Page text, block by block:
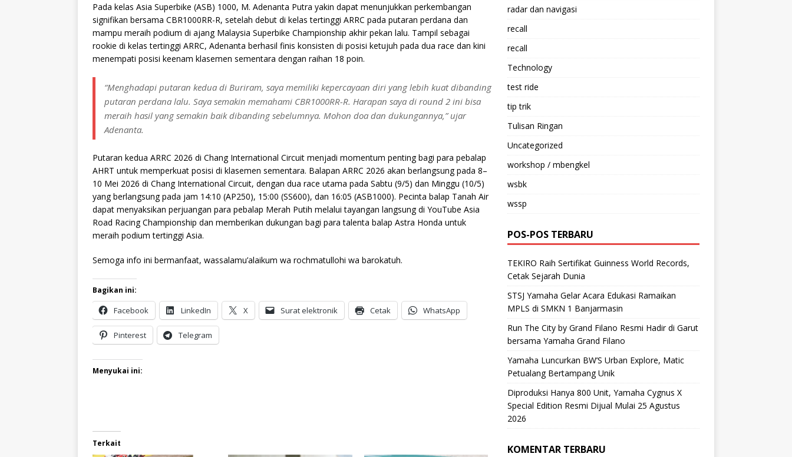
Pada kelas Asia Superbike (ASB) 1000, M. Adenanta Putra yakin dapat menunjukkan perkembangan
signifikan bersama CBR1000RR-R, setelah debut di kelas tertinggi ARRC pada putaran perdana dan
mampu meraih podium di ajang Malaysia Superbike Championship akhir pekan lalu. Tampil sebagai
rookie di kelas tertinggi ARRC, Adenanta berhasil finis konsisten di posisi ketujuh pada dua race dan kini
menempati posisi keenam klasemen sementara dengan raihan 18 poin.
“Menghadapi putaran kedua di Buriram, saya memiliki kepercayaan diri yang lebih kuat dibanding
putaran perdana lalu. Saya semakin memahami CBR1000RR-R. Harapan saya di round 2 ini bisa
meraih hasil yang semakin baik dibanding sebelumnya. Mohon doa dan dukungannya,” ujar
Adenanta.
Putaran kedua ARRC 2026 di Chang International Circuit menjadi momentum penting bagi para pebalap
AHRT untuk memperkuat posisi di klasemen sementara. Balapan ARRC 2026 akan berlangsung pada 8–
10 Mei 2026 di Chang International Circuit, dengan dua race utama pada Sabtu (9/5) dan Minggu (10/5)
yang berlangsung pada jam 14:10 (AP250), 15:00 (SS600), dan 16:05 (ASB1000). Pecinta balap Tanah Air
dapat menyaksikan perjuangan para pebalap Merah Putih melalui tayangan langsung di YouTube Asia
Road Racing Championship dan memberikan dukungan bagi para talenta balap Astra Honda untuk
meraih podium tertinggi Asia.
Semoga info ini bermanfaat, wassalamu’alaikum wa rochmatullohi wa barokatuh.
Bagikan ini:
Facebook LinkedIn X Surat elektronik Cetak WhatsApp
Pinterest Telegram
Menyukai ini:
Terkait
radar dan navigasi
recall
recall
Technology
test ride
tip trik
Tulisan Ringan
Uncategorized
workshop / mbengkel
wsbk
wssp
POS-POS TERBARU
TEKIRO Raih Sertifikat Guinness World Records,
Cetak Sejarah Dunia
STSJ Yamaha Gelar Acara Edukasi Ramaikan
MPLS di SMKN 1 Banjarmasin
Run The City by Grand Filano Resmi Hadir di Garut
bersama Yamaha Grand Filano
Yamaha Luncurkan BW’S Urban Explore, Matic
Petualang Bertampang Unik
Diproduksi Hanya 800 Unit, Yamaha Cygnus X
Special Edition Resmi Dijual Mulai 25 Agustus
2026
KOMENTAR TERBARU